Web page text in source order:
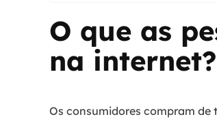
O que as
na internet?
Os consumidores compram